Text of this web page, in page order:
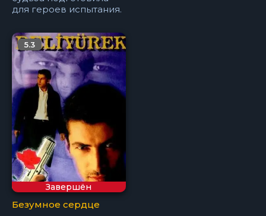
для героев испытания.
Завершён
5.3
Безумное сердце